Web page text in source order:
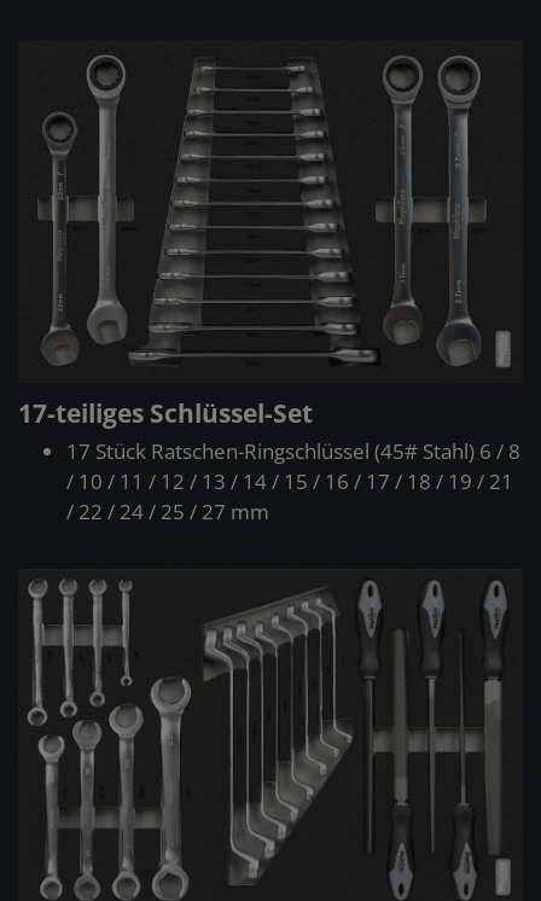
17-teiliges Schlüssel-Set
17 Stück Ratschen-Ringschlüssel (45# Stahl) 6 / 8
/ 10 / 11 / 12 / 13 / 14 / 15 / 16 / 17 / 18 / 19 / 21
/ 22 / 24 / 25 / 27 mm